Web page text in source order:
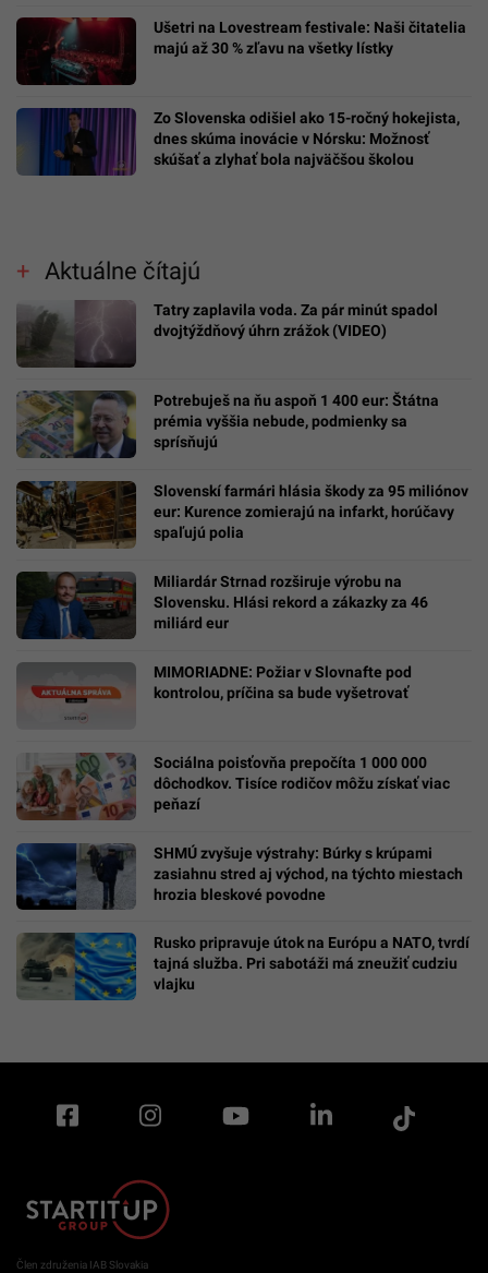
Ušetri na Lovestream festivale: Naši čitatelia
majú až 30 % zľavu na všetky lístky
Zo Slovenska odišiel ako 15-ročný hokejista,
dnes skúma inovácie v Nórsku: Možnosť
skúšať a zlyhať bola najväčšou školou
Aktuálne čítajú
Tatry zaplavila voda. Za pár minút spadol
dvojtýždňový úhrn zrážok (VIDEO)
Potrebuješ na ňu aspoň 1 400 eur: Štátna
prémia vyššia nebude, podmienky sa
sprísňujú
Slovenskí farmári hlásia škody za 95 miliónov
eur: Kurence zomierajú na infarkt, horúčavy
spaľujú polia
Miliardár Strnad rozširuje výrobu na
Slovensku. Hlási rekord a zákazky za 46
miliárd eur
MIMORIADNE: Požiar v Slovnafte pod
kontrolou, príčina sa bude vyšetrovať
Sociálna poisťovňa prepočíta 1 000 000
dôchodkov. Tisíce rodičov môžu získať viac
peňazí
SHMÚ zvyšuje výstrahy: Búrky s krúpami
zasiahnu stred aj východ, na týchto miestach
hrozia bleskové povodne
Rusko pripravuje útok na Európu a NATO, tvrdí
tajná služba. Pri sabotáži má zneužiť cudziu
vlajku
Člen združenia IAB Slovakia